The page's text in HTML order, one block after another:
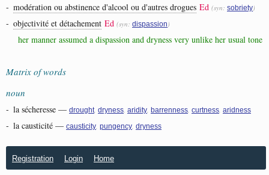
- modération ou abstinence d'alcool ou d'autres drogues Ed (syn: sobriety)
- objectivité et détachement Ed (syn: dispassion )
her manner assumed a dispassion and dryness very unlike her usual tone
Matrix of words
noun
- la sécheresse — drought dryness aridity barrenness curtness aridness
- la causticité — causticity pungency dryness
Registration Login Home